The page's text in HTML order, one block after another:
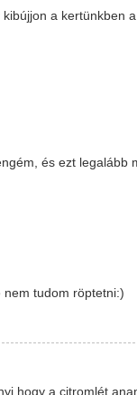
a kertünkben
és ezt legalább
nem tudom röptetni:)
hogy a citromlét